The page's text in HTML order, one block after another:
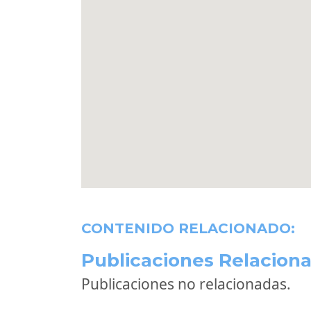
CONTENIDO RELACIONADO:
Publicaciones
Publicaciones no relacionadas.